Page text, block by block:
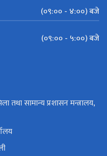
(०९:०० - ४:००) बजे
(०९:०० - ५:००) बजे
तथा सामान्य प्रशासन मन्त्रालय,